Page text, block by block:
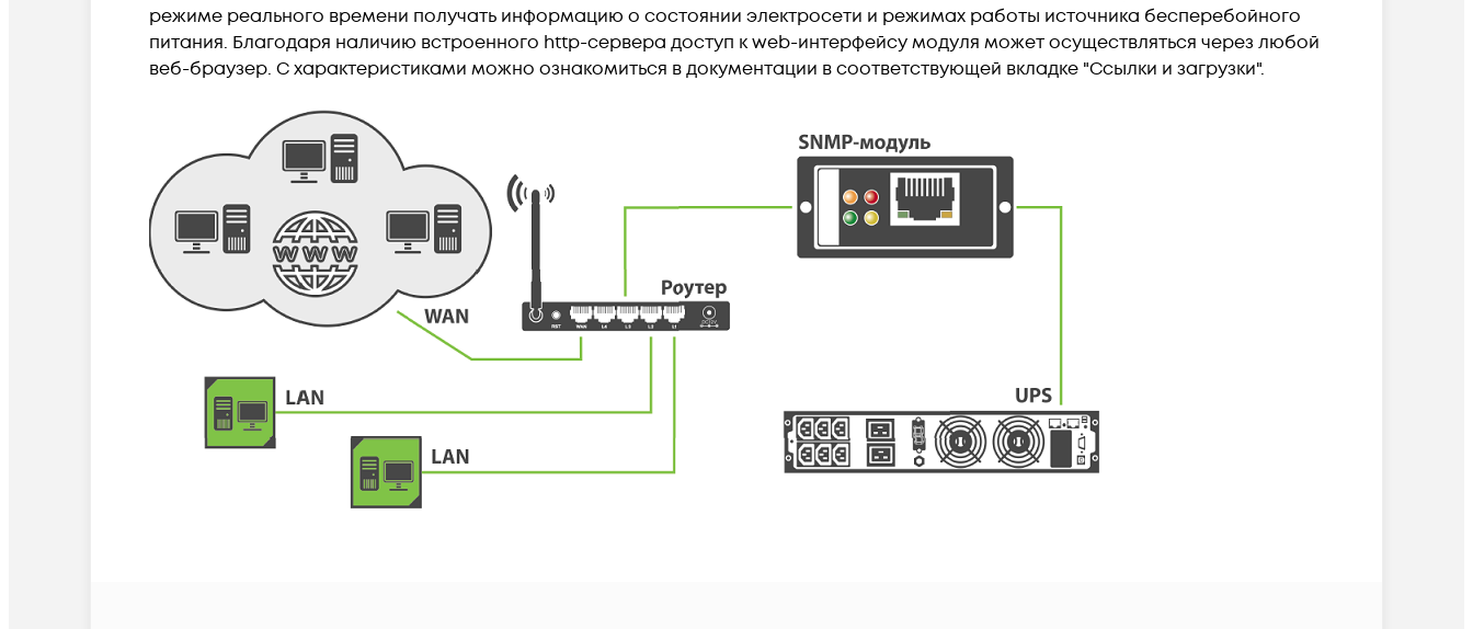
режиме реального времени получать информацию о состоянии электросети и режимах работы источника бесперебойного
питания. Благодаря наличию встроенного http-сервера доступ к web-интерфейсу модуля может осуществляться через любой
веб-браузер. С характеристиками можно ознакомиться в документации всоответствующей вкладке "Ссылки и загрузки".